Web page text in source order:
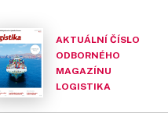
AKTUÁLNÍ ČÍSLO
ODBORNÉHO
MAGAZÍNU
LOGISTIKA